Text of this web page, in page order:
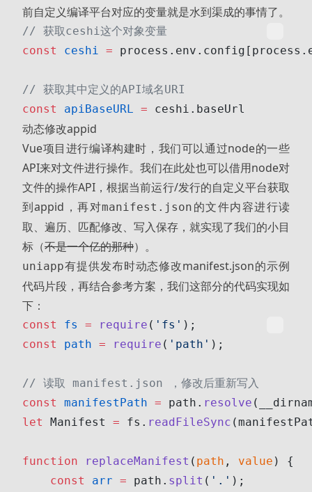
前自定义编译平台对应的变量就是水到渠成的事情了。
// 获取ceshi这个对象变量
const
ceshi =
// 获取其中定义的API域名URI
const
apiBaseURL = ceshi.baseUrl
动态修改appid
Vue项目进行编译构建时，我们可以通过node的一些
API来对文件进行操作。我们在此处也可以借用node对
文件的操作API，根据当前运行/发行的自定义平台获取
到appid，再对manifest.json 的文件内容进行读
取、遍历、匹配修改、写入保存，就实现了我们的小目
标（不是一个亿的那种）。
uniapp有提供发布时动态修改manifest.json的示例
代码片段，再结合参考方案，我们这部分的代码实现如
下：
const fs = require ( 'fs' );
const
path = require ( 'path' );
// 读取 manifest.json ，修改后重新写入
const
manifestPath = path. resolve
let
Manifest = fs. readFileSync
function replaceManifest ( path , value ) {
    const
arr = path. split ( '.' );